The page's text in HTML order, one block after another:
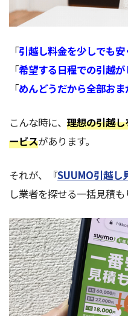
「引越し料金を少しでも
「希望する日程での引越が
「めんどうだから全部お
こんな時に、 理想の引越
ービスがあります。
それが、『SUUMO引越し
し業者を探せる一括見積も